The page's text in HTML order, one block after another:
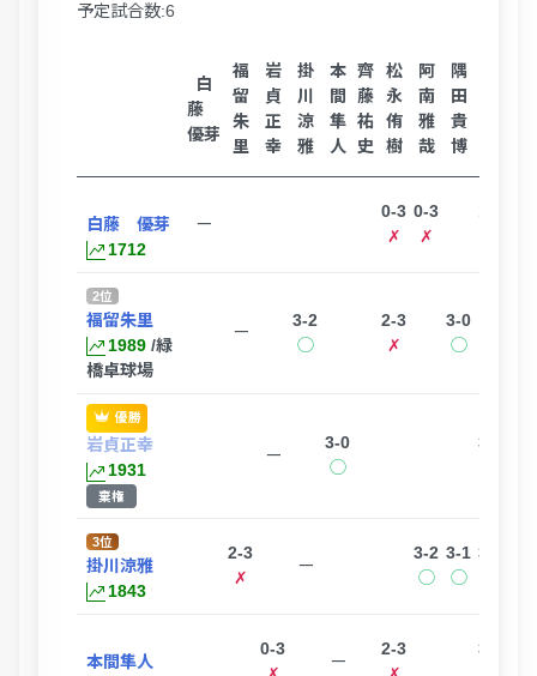
予定試合数:6
白
藤
優芽
福
留
朱
里
岩
貞
正
幸
掛
川
涼
雅
本
間
隼
人
齊
藤
祐
史
松
永
侑
樹
阿
南
雅
哉
隅
田
貴
博
白藤 優芽
1712
ー
0-3
✗
0-3
✗
2位
福留朱里
1989 /緑
橋卓球場
ー
3-2
◯
2-3
✗
3-0
◯
優勝
岩貞正幸
1931
棄権
ー
3-0
◯
3-0
3位
掛川涼雅
1843
2-3
✗
ー
3-2
◯
3-1
◯
3-0
本間隼人
0-3
ー
2-3
3-1